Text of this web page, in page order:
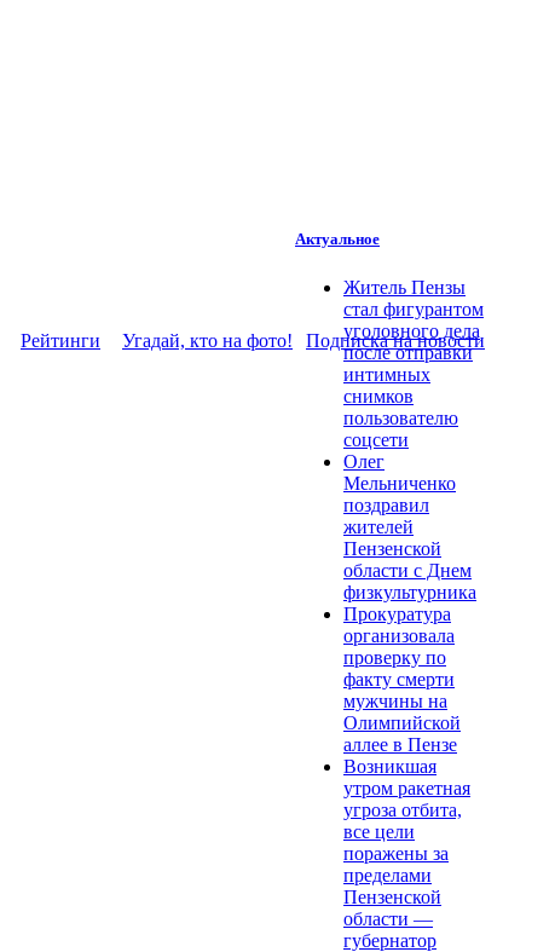
Рейтинги Угадай, кто на фото! Подписка на новости
Актуальное
Житель Пензы
стал фигурантом
уголовного дела
после отправки
интимных
снимков
пользователю
соцсети
Олег
Мельниченко
поздравил
жителей
Пензенской
области с Днем
физкультурника
Прокуратура
организовала
проверку по
факту смерти
мужчины на
Олимпийской
аллее в Пензе
Возникшая
утром ракетная
угроза отбита,
все цели
поражены за
пределами
Пензенской
области —
губернатор